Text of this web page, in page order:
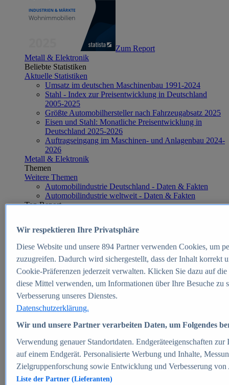
Zum Report
Metall & Elektronik
Beliebte Statistiken
Aktuelle Statistiken
Umsatz im deutschen Maschinenbau 1991-2024
Stahl - Index zur Preisentwicklung in Deutschland
2005-2025
Größte Automobilhersteller nach Fahrzeugabsatz 2025
Eisen und Stahl: Monatliche Preisentwicklung in
Deutschland 2025-2026
Auftragseingang im Maschinen- und Anlagenbau 2024-
2026
Metall & Elektronik
Themen
Weitere Themen
Automobilindustrie Deutschland - Daten & Fakten
Automobilindustrie weltweit - Daten & Fakten
Top Report
Zum Report
E-commerce
Beliebte Statistiken
Aktuelle Statistiken
E-Commerce - Entwicklung des Umsatzes in
Deutschland 1999-2025
Umsatz von Amazon in Deutschland und weltweit
2010-2025
B2C-E-Commerce: Top-50 Online Shops in
Deutschland 2024
Marktanteile von Online-Zahlungsverfahren in
Deutschland 2024
Umsatzstarke Warengruppen im Online-Handel in
Deutschland 2023-2025
Wir respektieren Ihre Privatsphäre
Diese Website und unsere 894Partner verwenden Cookies, um
zuzugreifen. Dadurch wird sichergestellt, dass der Inhalt korrekt
Cookie-Präferenzen jederzeit verwalten. Klicken Sie dazu auf
diese Mittel verwenden, um Informationen über Ihre Besuche
Verbesserung unseres Dienstes.
Datenschutzerklärung.
Wir und unsere Partner verarbeiten Daten, um Folgendes
Verwendung genauer Standortdaten. Endgeräteeigenschaften
auf einem Endgerät. Personalisierte Werbung und Inhalte,
Zielgruppenforschung sowie Entwicklung und Verbesserung von
Liste der Partner (Lieferanten)